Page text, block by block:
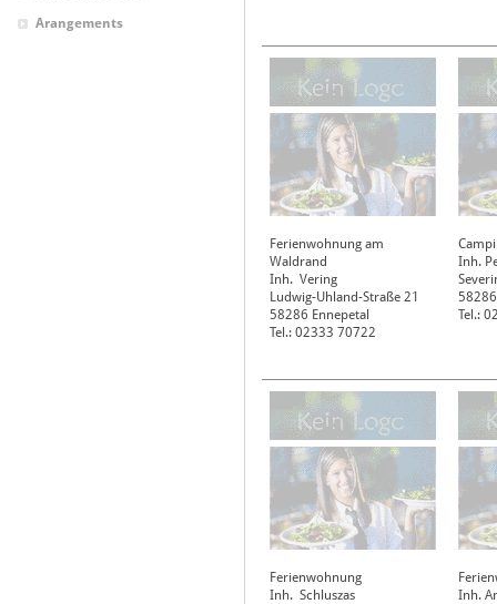
Arangements
Ferienwohnung am
Waldrand
Inh. Vering
Ludwig-Uhland-Straße 21
58286 Ennepetal
Tel.: 02333 70722
Inh.
58286
Tel.:
Ferienwohnung
Inh. Schluszas
Inh.